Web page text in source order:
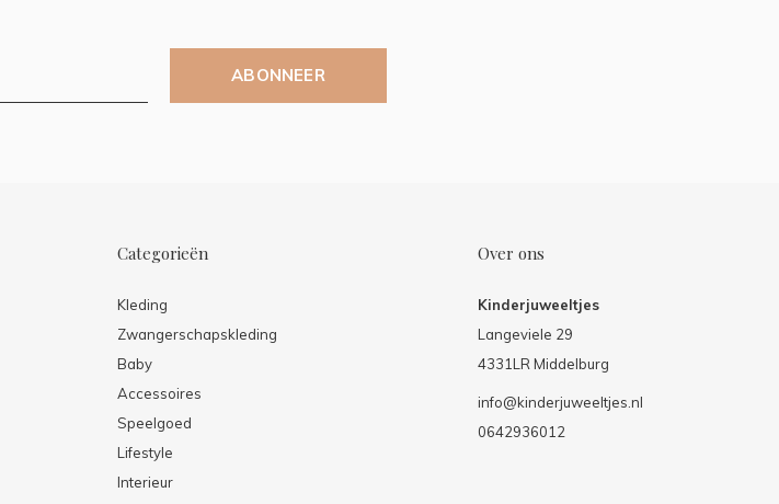
ABONNEER
Categorieën
Kleding
Zwangerschapskleding
Baby
Accessoires
Speelgoed
Lifestyle
Interieur
Over ons
Kinderjuweeltjes
Langeviele 29
4331LR Middelburg
info@kinderjuweeltjes.nl
0642936012